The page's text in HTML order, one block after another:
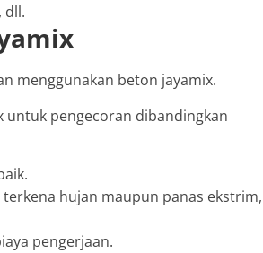
dll.
menggunakan beton jayamix.
untuk pengecoran dibandingkan
hujan maupun panas ekstrim,
pengerjaan.